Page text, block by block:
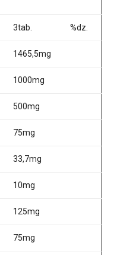
3tab. %dz.
1465,5mg
1000mg
500mg
75mg
33,7mg
10mg
125mg
75mg